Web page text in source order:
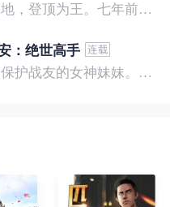
特种兵王，重回都市，搅天动地，登顶为王。七年前，他是社会底层的小混混，七年后，他是经历过战与火考验的特种兵王。
：绝世高手
雇佣兵王陈扬回归都市，只为保护战友的女神妹妹。繁华都市里，陈扬如鱼得水，，逍遥自在。